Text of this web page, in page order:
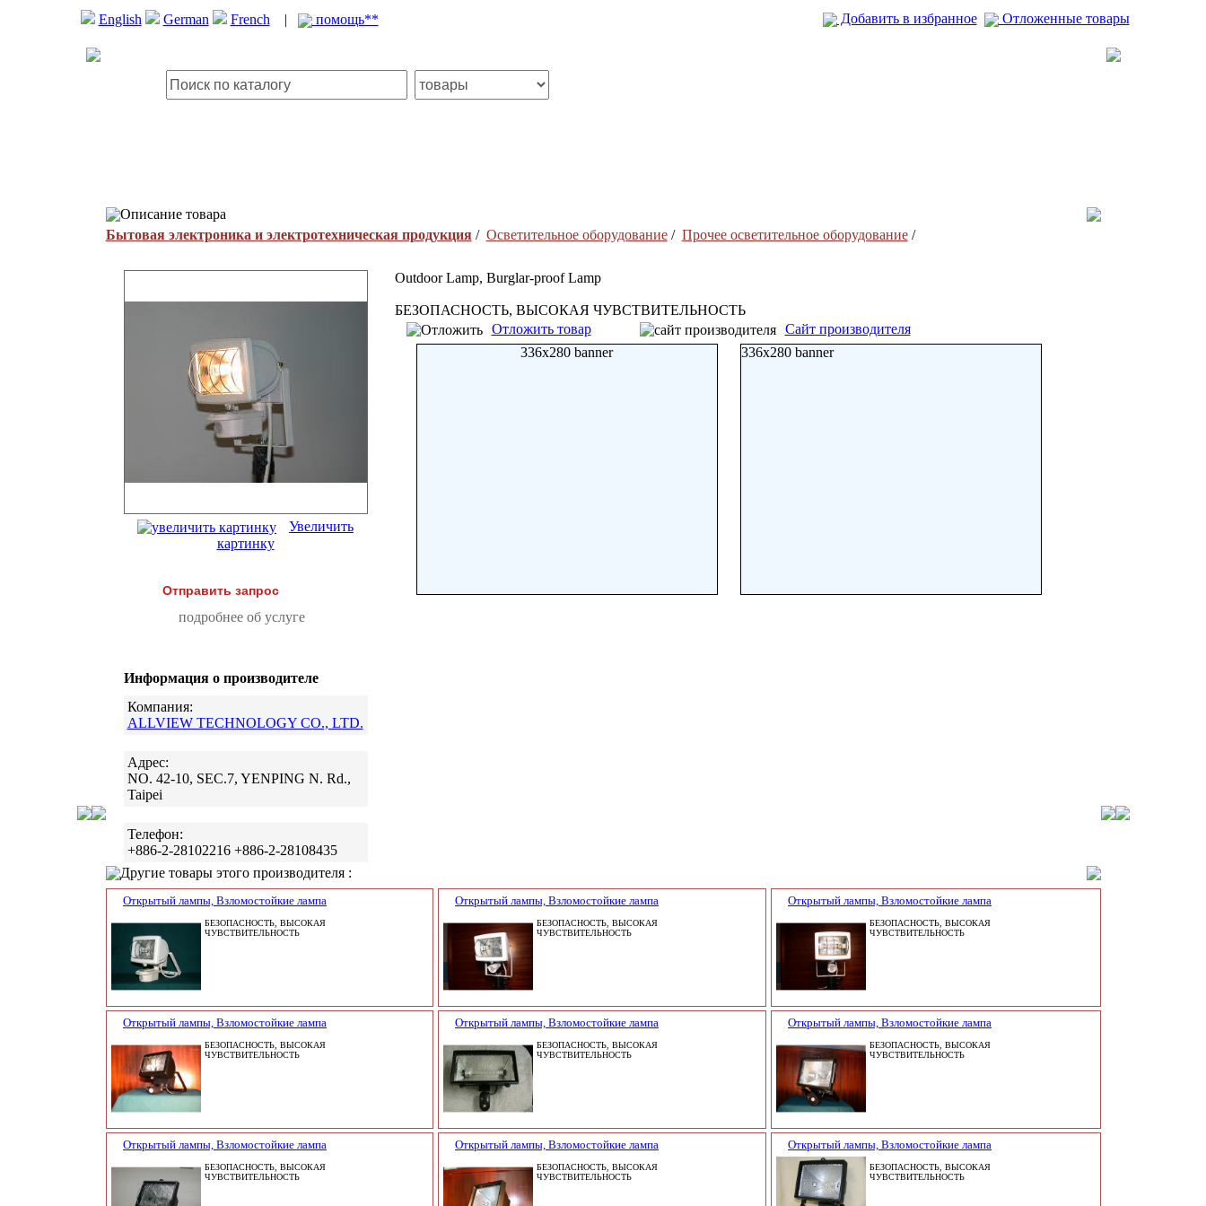
English German French | помощь** Добавить в избранное Отложенные товары
Описание товара
Бытовая электроника и электротехническая продукция/ Осветительное оборудование/ Прочее осветительное оборудование/
Увеличить
картинку
Отправить запрос
подробнее об услуге
Информация о производителе
Компания:
ALLVIEW TECHNOLOGY CO., LTD.
Адрес:
NO. 42-10, SEC.7, YENPING N. Rd.,
Taipei
Телефон:
+886-2-28102216 +886-2-28108435
Outdoor Lamp, Burglar-proof Lamp
БЕЗОПАСНОСТЬ, ВЫСОКАЯ ЧУВСТВИТЕЛЬНОСТЬ
Отложить товар
Сайт производителя
336x280 banner
336x280 banner
Другие товары этого производителя :
Открытый лампы, Взломостойкие лампа
БЕЗОПАСНОСТЬ, ВЫСОКАЯ
ЧУВСТВИТЕЛЬНОСТЬ
Открытый лампы, Взломостойкие лампа
БЕЗОПАСНОСТЬ, ВЫСОКАЯ
ЧУВСТВИТЕЛЬНОСТЬ
Открытый лампы, Взломостойкие лампа
БЕЗОПАСНОСТЬ, ВЫСОКАЯ
ЧУВСТВИТЕЛЬНОСТЬ
Открытый лампы, Взломостойкие лампа
БЕЗОПАСНОСТЬ, ВЫСОКАЯ
ЧУВСТВИТЕЛЬНОСТЬ
Открытый лампы, Взломостойкие лампа
БЕЗОПАСНОСТЬ, ВЫСОКАЯ
ЧУВСТВИТЕЛЬНОСТЬ
Открытый лампы, Взломостойкие лампа
БЕЗОПАСНОСТЬ, ВЫСОКАЯ
ЧУВСТВИТЕЛЬНОСТЬ
Открытый лампы, Взломостойкие лампа
БЕЗОПАСНОСТЬ, ВЫСОКАЯ
ЧУВСТВИТЕЛЬНОСТЬ
Открытый лампы, Взломостойкие лампа
БЕЗОПАСНОСТЬ, ВЫСОКАЯ
ЧУВСТВИТЕЛЬНОСТЬ
Открытый лампы, Взломостойкие лампа
БЕЗОПАСНОСТЬ, ВЫСОКАЯ
ЧУВСТВИТЕЛЬНОСТЬ